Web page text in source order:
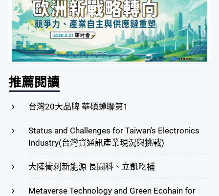
推薦閱讀
台灣20大品牌 華碩蟬聯第1
Status and Challenges for Taiwan’s Electronics
Industry(台灣資通訊產業現況與挑戰)
大陸衝刺新能源 長園科、立凱吃補
Metaverse Technology and Green Ecohain for